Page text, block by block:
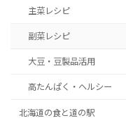
主菜レシピ
副菜レシピ
大豆・豆製品活用
高たんぱく・ヘルシー
北海道の食と道の駅